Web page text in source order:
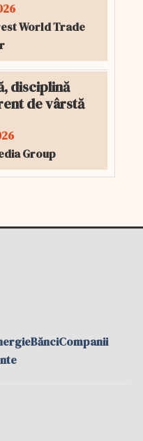
World Trade
disciplină
de vârstă
Group
BănciCompanii